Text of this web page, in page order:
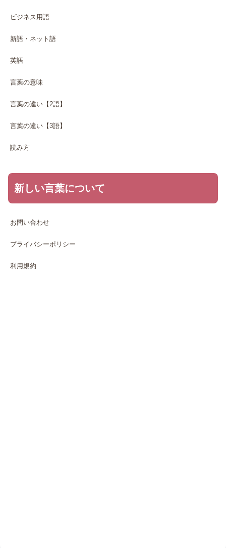
ビジネス用語
新語・ネット語
英語
言葉の意味
言葉の違い【2語】
言葉の違い【3語】
読み方
新しい言葉について
お問い合わせ
プライバシーポリシー
利用規約